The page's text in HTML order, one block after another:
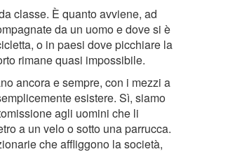
classe. È quanto avviene, ad
da un uomo e dove si è
o in paesi dove picchiare la
rimane quasi impossibile.
ancora e sempre, con i mezzi a
esistere. Sì, siamo
agli uomini che li
a un velo o sotto una parrucca.
che affliggono la società,